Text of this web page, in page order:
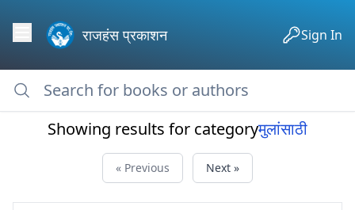
राजहंस प्रकाशन Sign In
Showing results for categoryमुलांसाठी
« Previous Next »